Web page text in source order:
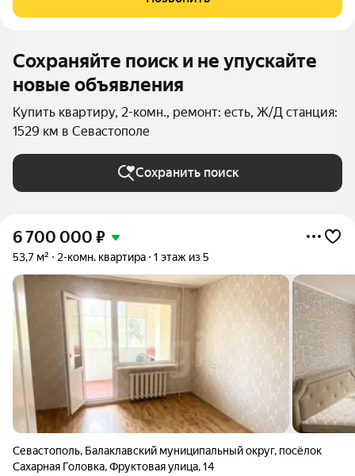
19,8 м Кухня - 8,5 м Санузел -
Сохраняйте поиск и не упускайте
новые объявления
Купить квартиру, 2-комн., ремонт: есть, Ж/Д станция:
1529 км в Севастополе
Сохранить поиск
6 700 000 ₽
53,7 м² 2-комн. квартира 1 этаж из 5
Севастополь, Балаклавский муниципальный округ, посёлок
Сахарная Головка,Фруктовая улица,14